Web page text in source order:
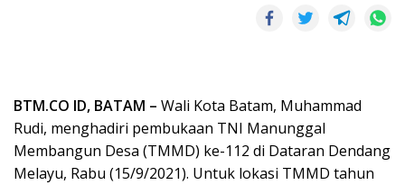
BTM.CO ID, BATAM – Wali Kota Batam, Muhammad
Rudi, menghadiri pembukaan TNI Manunggal
Membangun Desa (TMMD) ke-112 di Dataran Dendang
Melayu, Rabu (15/9/2021). Untuk lokasi TMMD tahun